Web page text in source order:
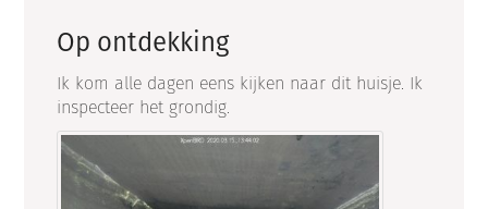
Op ontdekking
Ik kom alle dagen eens kijken naar dit huisje. Ik
inspecteer het grondig.